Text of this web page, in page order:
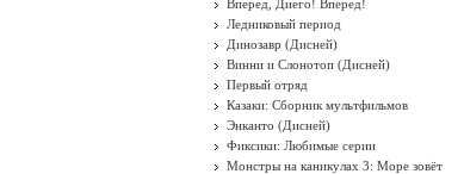
Вперед, Диего! Вперед!
Ледниковый период
Динозавр (Дисней)
Винни и Слонотоп (Дисней)
Первый отряд
Казаки: Сборник мультфильмов
Энканто (Дисней)
Фиксики: Любимые серии
Монстры на каникулах 3: Море зовёт